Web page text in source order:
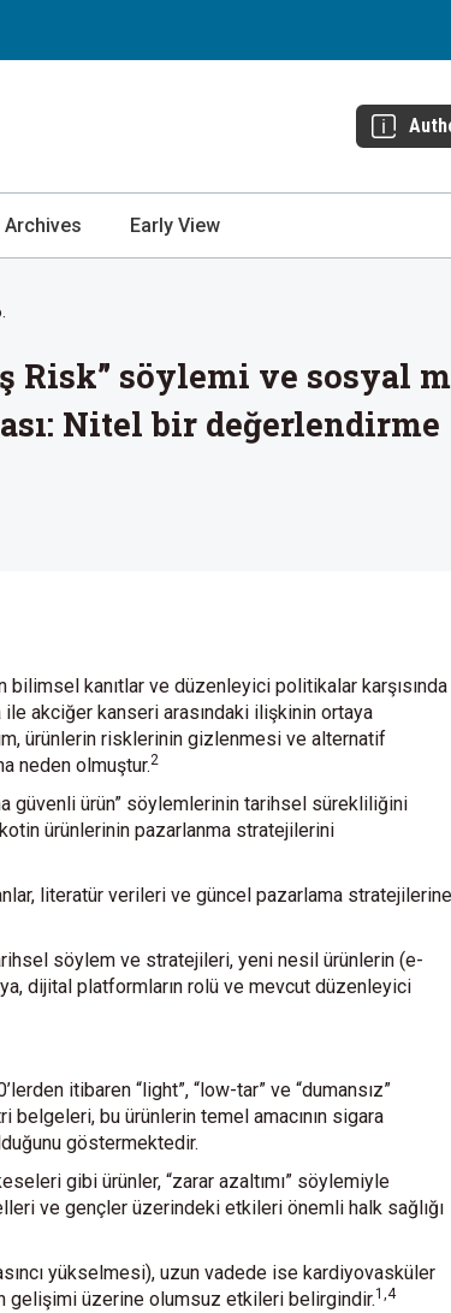
Archives Early View
Risk” söylemi ve sosyal
Nitel bir değerlendirme
kanıtlar ve düzenleyici politikalar karşısında
ile akciğer kanseri arasındaki ilişkinin ortaya
ürünlerin risklerinin gizlenmesi ve alternatif
neden olmuştur.2
güvenli ürün” söylemlerinin tarihsel sürekliliğini
ürünlerinin pazarlanma stratejilerini
literatür verileri ve güncel pazarlama stratejilerine
söylem ve stratejileri, yeni nesil ürünlerin (e-
dijital platformların rolü ve mevcut düzenleyici
itibaren “light”, “low-tar” ve “dumansız”
belgeleri, bu ürünlerin temel amacının sigara
göstermektedir.
gibi ürünler, “zarar azaltımı” söylemiyle
ve gençler üzerindeki etkileri önemli halk sağlığı
yükselmesi), uzun vadede ise kardiyovasküler
üzerine olumsuz etkileri belirgindir.1,4